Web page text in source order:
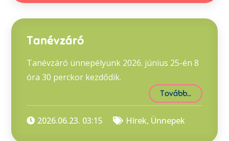
Tanévzáró
Tanévzáró ünnepélyünk 2026. június 25-én 8
óra 30 perckor kezdődik.
Tovább…
2026.06.23. 03:15 Hírek, Ünnepek